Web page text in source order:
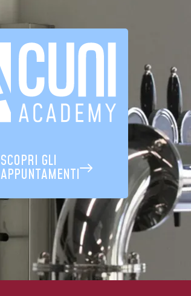
SCOPRI GLI
APPUNTAMENTI